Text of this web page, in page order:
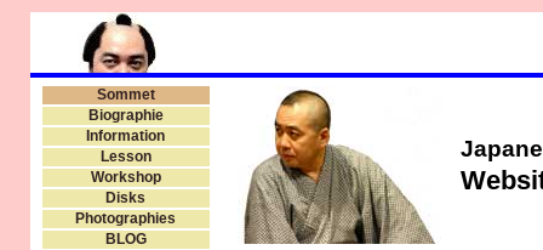
Sommet
Biographie
Information
Lesson
Workshop
Disks
Photographies
BLOG